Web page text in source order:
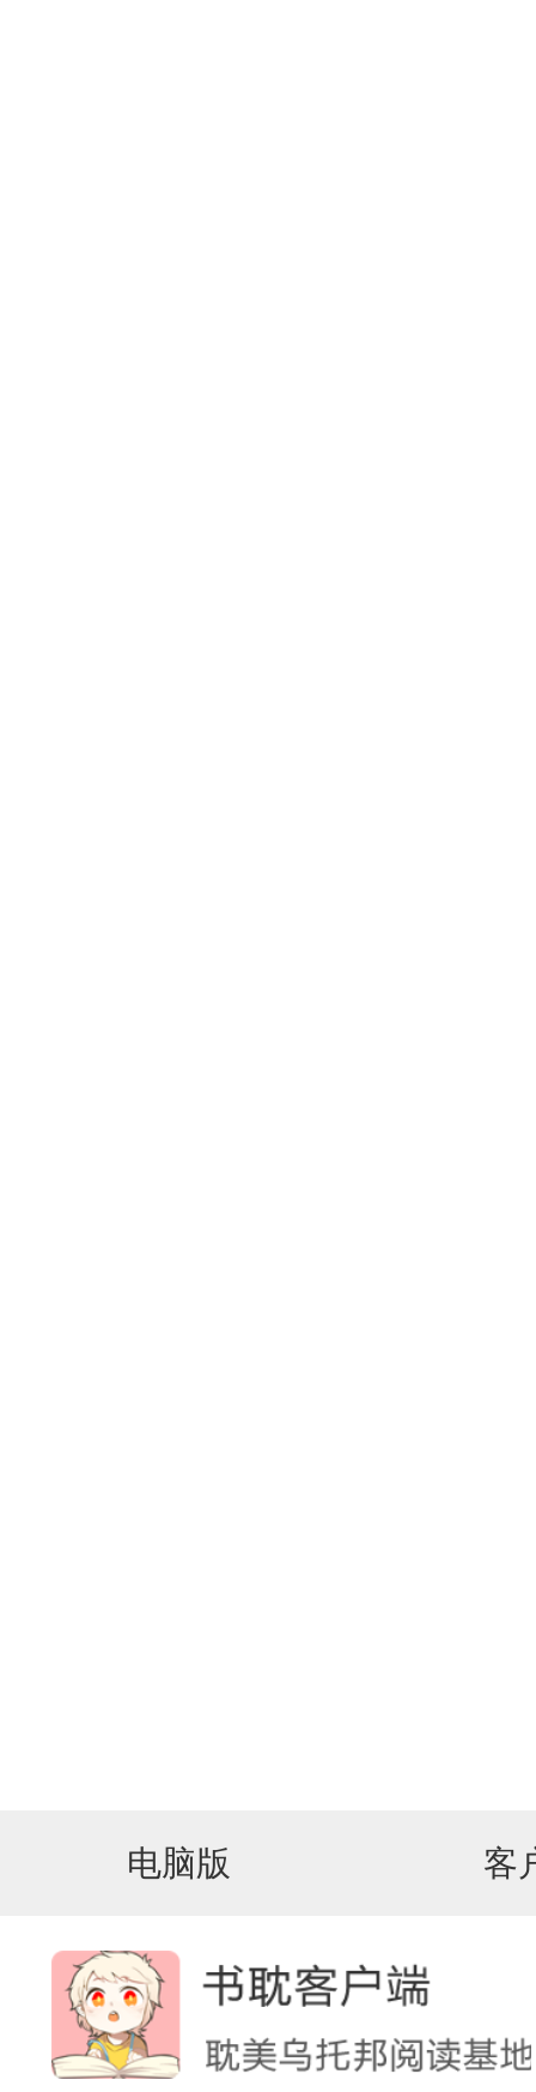
电脑版 客